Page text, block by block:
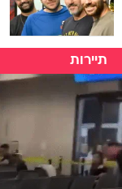
תיירות